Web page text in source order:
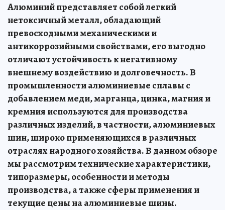
Алюминий представляет собой легкий
нетоксичный металл, обладающий
превосходными механическими и
антикоррозийными свойствами, его выгодно
отличают устойчивость к негативному
внешнему воздействию и долговечность. В
промышленности алюминиевые сплавы с
добавлением меди, марганца, цинка, магния и
кремния используются для производства
различных изделий, в частности, алюминиевых
шин, широко применяющихся в различных
отраслях народного хозяйства. В данном обзоре
мы рассмотрим технические характеристики,
типоразмеры, особенности и методы
производства, а также сферы применения и
текущие цены на алюминиевые шины.